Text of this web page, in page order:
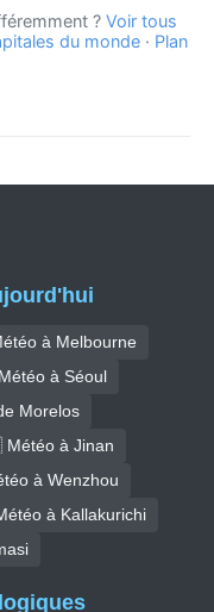
? Voir tous
du monde · Plan
à Melbourne
à Séoul
Morelos
à Jinan
à Wenzhou
à Kallakurichi